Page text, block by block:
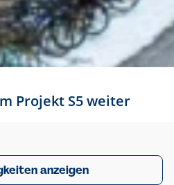
Projekt S5 weiter
anzeigen